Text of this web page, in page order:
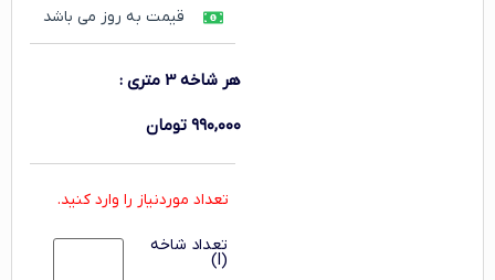
قیمت به روز می باشد
هر شاخه 3 متری :
۹۹۰,۰۰۰ تومان
تعداد موردنیاز را وارد کنید.
تعداد شاخه
(l)